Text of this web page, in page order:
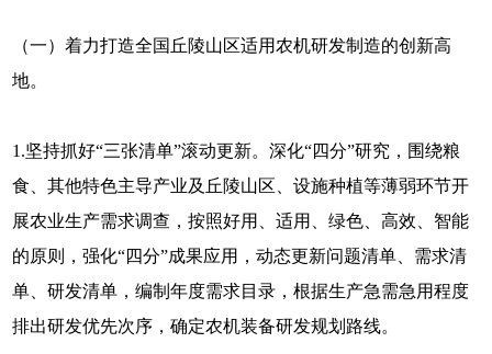
（一）着力打造全国丘陵山区适用农机研发制造的创新高
地。
1.坚持抓好“三张清单”滚动更新。深化“四分”研究，围绕粮
食、其他特色主导产业及丘陵山区、设施种植等薄弱环节开
展农业生产需求调查，按照好用、适用、绿色、高效、智能
的原则，强化“四分”成果应用，动态更新问题清单、需求清
单、研发清单，编制年度需求目录，根据生产急需急用程度
排出研发优先次序，确定农机装备研发规划路线。